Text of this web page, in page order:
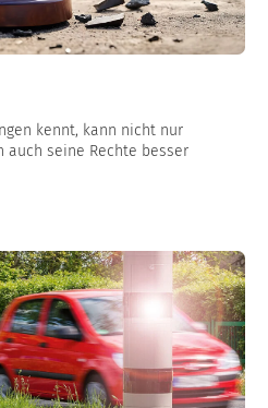
kennt, kann nicht nur
auch seine Rechte besser